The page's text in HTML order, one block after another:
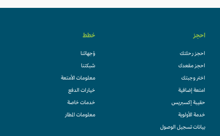
احجز
احجز رحلتك
احجز مقعدك
اختر وجبتك
امتعة إضافية
حقيبة إكسبريس
خدمة الأولوية
بيانات تسجيل الوصول
خطط
وُجهاتنا
شبكتنا
معلومات الأمتعة
خيارات الدفع
خدمات خاصة
معلومات المطار